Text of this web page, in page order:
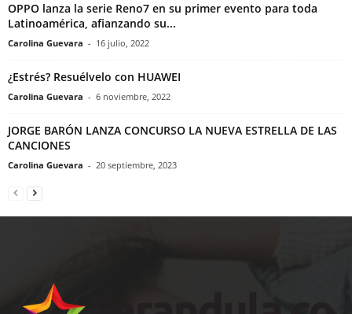
OPPO lanza la serie Reno7 en su primer evento para toda
Latinoamérica, afianzando su...
Carolina Guevara - 16 julio, 2022
¿Estrés? Resuélvelo con HUAWEI
Carolina Guevara - 6 noviembre, 2022
JORGE BARÓN LANZA CONCURSO LA NUEVA ESTRELLA DE LAS
CANCIONES
Carolina Guevara - 20 septiembre, 2023